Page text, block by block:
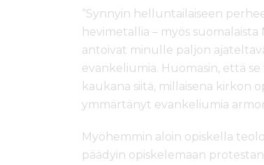
“Synnyin helluntailaiseen
hevimetallia – myös
antoivat minulle paljon
evankeliumia. Huomasin, että
kaukana siitä, millaisena
ymmärtänyt evankeliumia
Myöhemmin aloin opiskella
päädyin opiskelemaan